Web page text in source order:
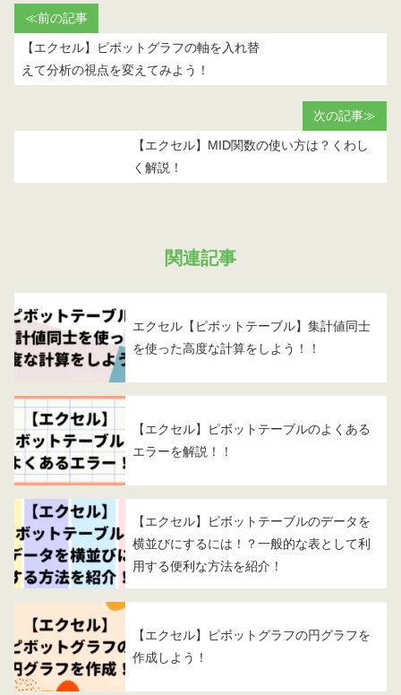
≪前の記事
【エクセル】ピボットグラフの軸を入れ替
えて分析の視点を変えてみよう！
次の記事≫
【エクセル】MID関数の使い方は？くわし
く解説！
関連記事
エクセル【ピボットテーブル】集計値同士
を使った高度な計算をしよう！！
【エクセル】ピボットテーブルのよくある
エラーを解説！！
【エクセル】ピボットテーブルのデータを
横並びにするには！？一般的な表として利
用する便利な方法を紹介！
【エクセル】ピボットグラフの円グラフを
作成しよう！